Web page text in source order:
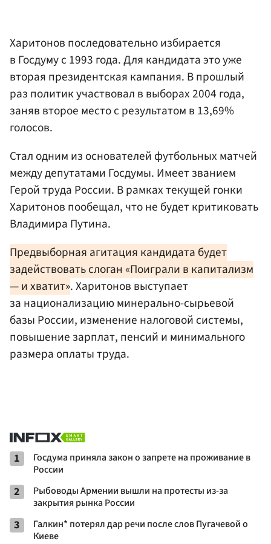
Харитонов последовательно избирается
в Госдуму с 1993 года. Для кандидата это уже
вторая президентская кампания. В прошлый
раз политик участвовал в выборах 2004 года,
заняв второе место с результатом в 13,69%
голосов.
Стал одним из основателей футбольных матчей
между депутатами Госдумы. Имеет званием
Герой труда России. В рамках текущей гонки
Харитонов пообещал, что не будет критиковать
Владимира Путина.
Предвыборная агитация кандидата будет
задействовать слоган «Поиграли в капитализм
— и хватит». Харитонов выступает
за национализацию минерально-сырьевой
базы России, изменение налоговой системы,
повышение зарплат, пенсий и минимального
размера оплаты труда.
1
Госдума приняла закон о запрете на проживание в
России
2
Рыбоводы Армении вышли на протесты из-за
закрытия рынка России
3
Галкин* потерял дар речи после слов Пугачевой о
Киеве